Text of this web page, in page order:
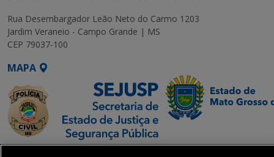
Rua Desembargador Leão Neto do Carmo 1203
Jardim Veraneio - Campo Grande | MS
CEP 79037-100
MAPA